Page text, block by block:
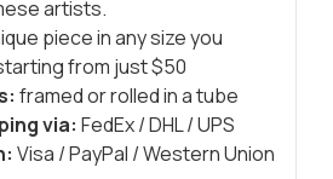
artists.
piece in any size you
from just $50
framed or rolled in a tube
via: FedEx / DHL / UPS
Visa / PayPal / Western Union